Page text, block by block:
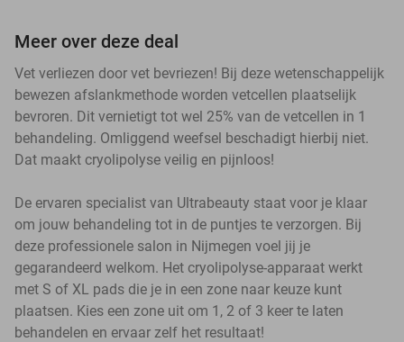
Meer over deze deal
Vet verliezen door vet bevriezen! Bij deze wetenschappelijk
bewezen afslankmethode worden vetcellen plaatselijk
bevroren. Dit vernietigt tot wel 25% van de vetcellen in 1
behandeling. Omliggend weefsel beschadigt hierbij niet.
Dat maakt cryolipolyse veilig en pijnloos!
De ervaren specialist van Ultrabeauty staat voor je klaar
om jouw behandeling tot in de puntjes te verzorgen. Bij
deze professionele salon in Nijmegen voel jij je
gegarandeerd welkom. Het cryolipolyse-apparaat werkt
met S of XL pads die je in een zone naar keuze kunt
plaatsen. Kies een zone uit om 1, 2 of 3 keer te laten
behandelen en ervaar zelf het resultaat!